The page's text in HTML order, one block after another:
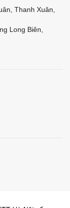
Thanh Xuân,
Long Biên,